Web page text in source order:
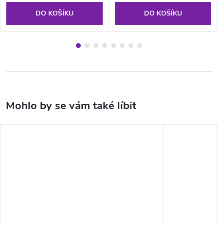
DO KOŠÍKU DO KOŠÍKU